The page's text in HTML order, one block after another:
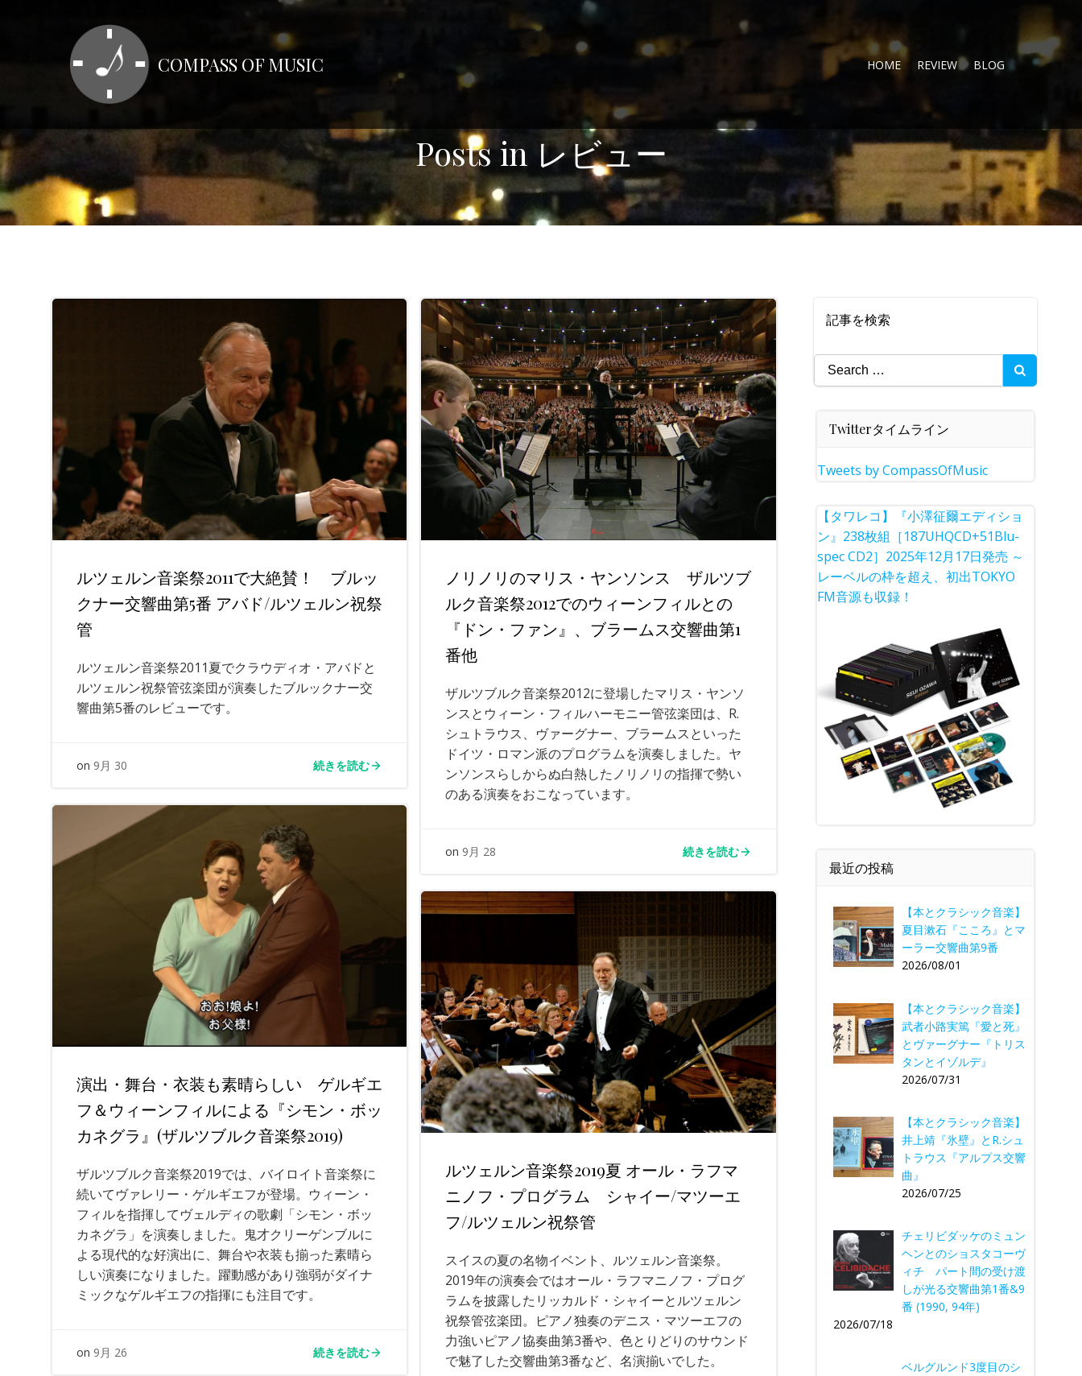
キ
ッ
プ
COMPASS OF MUSIC HOME REVIEW BLOG
Posts in レビュー
ルツェルン音楽祭2011で大絶賛！ ブルッ
クナー交響曲第5番 アバド/ルツェルン祝祭
管
ルツェルン音楽祭2011夏でクラウディオ・アバドと
ルツェルン祝祭管弦楽団が演奏したブルックナー交
響曲第5番のレビューです。
on 9月 30 続きを読む
ノリノリのマリス・ヤンソンス ザルツブ
ルク音楽祭2012でのウィーンフィルとの
『ドン・ファン』、ブラームス交響曲第1
番他
ザルツブルク音楽祭2012に登場したマリス・ヤンソ
ンスとウィーン・フィルハーモニー管弦楽団は、R.
シュトラウス、ヴァーグナー、ブラームスといった
ドイツ・ロマン派のプログラムを演奏しました。ヤ
ンソンスらしからぬ白熱したノリノリの指揮で勢い
のある演奏をおこなっています。
on 9月 28 続きを読む
演出・舞台・衣装も素晴らしい ゲルギエ
フ＆ウィーンフィルによる『シモン・ボッ
カネグラ』(ザルツブルク音楽祭2019)
ザルツブルク音楽祭2019では、バイロイト音楽祭に
続いてヴァレリー・ゲルギエフが登場。ウィーン・
フィルを指揮してヴェルディの歌劇「シモン・ボッ
カネグラ」を演奏しました。鬼才クリーゲンブルに
よる現代的な好演出に、舞台や衣装も揃った素晴ら
しい演奏になりました。躍動感があり強弱がダイナ
ミックなゲルギエフの指揮にも注目です。
on 9月 26 続きを読む
ルツェルン音楽祭2019夏 オール・ラフマ
ニノフ・プログラム シャイー/マツーエ
フ/ルツェルン祝祭管
スイスの夏の名物イベント、ルツェルン音楽祭。
2019年の演奏会ではオール・ラフマニノフ・プログ
ラムを披露したリッカルド・シャイーとルツェルン
祝祭管弦楽団。ピアノ独奏のデニス・マツーエフの
力強いピアノ協奏曲第3番や、色とりどりのサウンド
で魅了した交響曲第3番など、名演揃いでした。
記事を検索
Search
for:
Twitterタイムライン
Tweets by CompassOfMusic
【タワレコ】『小澤征爾エディショ
ン』238枚組［187UHQCD+51Blu-
spec CD2］2025年12月17日発売 ～
レーベルの枠を超え、初出TOKYO
FM音源も収録！
最近の投稿
【本とクラシック音楽】
夏目漱石『こころ』とマ
ーラー交響曲第9番
2026/08/01
【本とクラシック音楽】
武者小路実篤『愛と死』
とヴァーグナー『トリス
タンとイゾルデ』
2026/07/31
【本とクラシック音楽】
井上靖『氷壁』とR.シュ
トラウス『アルプス交響
曲』
2026/07/25
チェリビダッケのミュン
ヘンとのショスタコーヴ
ィチ パート間の受け渡
しが光る交響曲第1番&9
番 (1990, 94年)
2026/07/18
ベルグルンド3度目のシ